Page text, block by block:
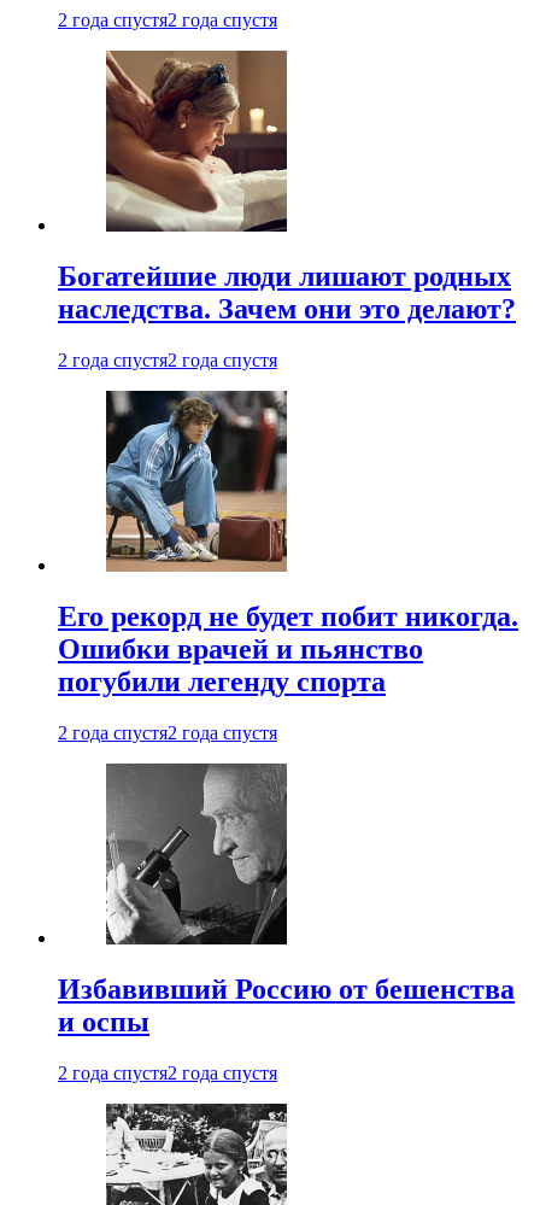
2 года спустя2 года спустя
Богатейшие люди лишают родных
наследства. Зачем они это делают?
2 года спустя2 года спустя
Его рекорд не будет побит никогда.
Ошибки врачей и пьянство
погубили легенду спорта
2 года спустя2 года спустя
Избавивший Россию от бешенства
и оспы
2 года спустя2 года спустя